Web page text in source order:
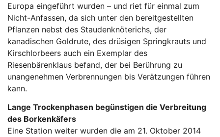
Europa eingeführt wurden – und riet für einmal zum
Nicht-Anfassen, da sich unter den bereitgestellten
Pflanzen nebst des Staudenknöterichs, der
kanadischen Goldrute, des drüsigen Springkrauts und
Kirschlorbeers auch ein Exemplar des
Riesenbärenklaus befand, der bei Berührung zu
unangenehmen Verbrennungen bis Verätzungen führen
kann.
Lange Trockenphasen begünstigen die Verbreitung
des Borkenkäfers
Eine Station weiter wurden die am 21. Oktober 2014